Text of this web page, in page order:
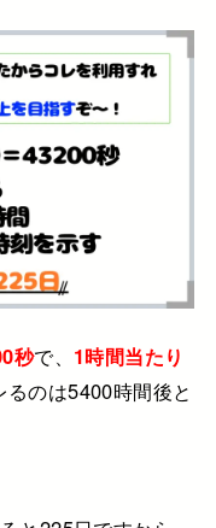
秒で、 1時間当たり
るのは5400時間後と